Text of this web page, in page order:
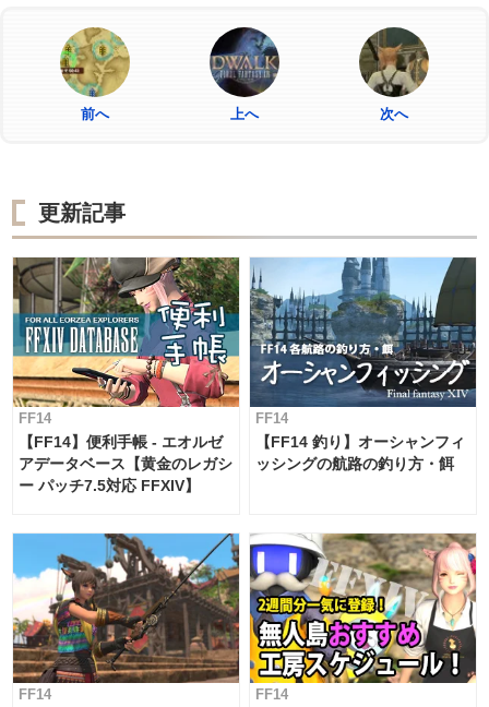
前へ 上へ 次へ
更新記事
FF14
【FF14】便利手帳 - エオルゼ
アデータベース【黄金のレガシ
ー パッチ7.5対応 FFXIV】
FF14
【FF14 釣り】オーシャンフィ
ッシングの航路の釣り方・餌
FF14 FF14